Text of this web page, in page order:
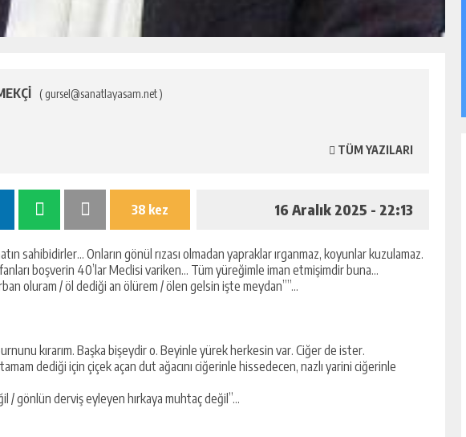
( gursel@sanatlayasam.net )
TÜM YAZILARI
38 kez 16 Aralık 2025 - 22:13
sahibidirler… Onların gönül rızası olmadan yapraklar ırganmaz, koyunlar kuzulamaz.
boşverin 40’lar Meclisi variken… Tüm yüreğimle iman etmişimdir buna…
oluram / öl dediği an ölürem / ölen gelsin işte meydan””…
kırarım. Başka bişeydir o. Beyinle yürek herkesin var. Ciğer de ister.
dediği için çiçek açan dut ağacını ciğerinle hissedecen, nazlı yarini ciğerinle
/ gönlün derviş eyleyen hırkaya muhtaç değil”…